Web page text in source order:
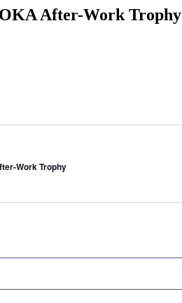
After-Work Trophy
Work Trophy